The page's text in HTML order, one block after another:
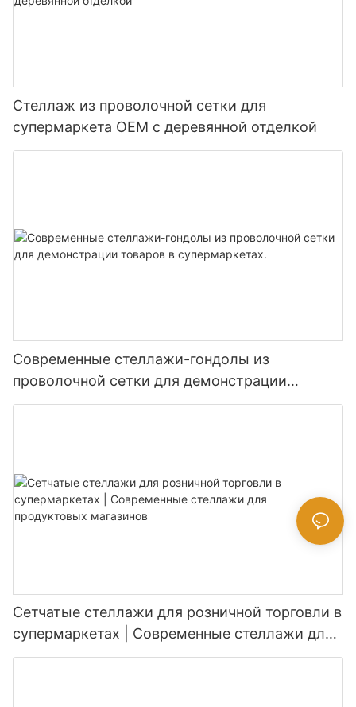
Стеллаж из проволочной сетки для
супермаркета OEM с деревянной отделкой
Современные стеллажи-гондолы из
проволочной сетки для демонстрации
товаров в супермаркетах.
Сетчатые стеллажи для розничной торговли в
супермаркетах | Современные стеллажи для
продуктовых магазинов